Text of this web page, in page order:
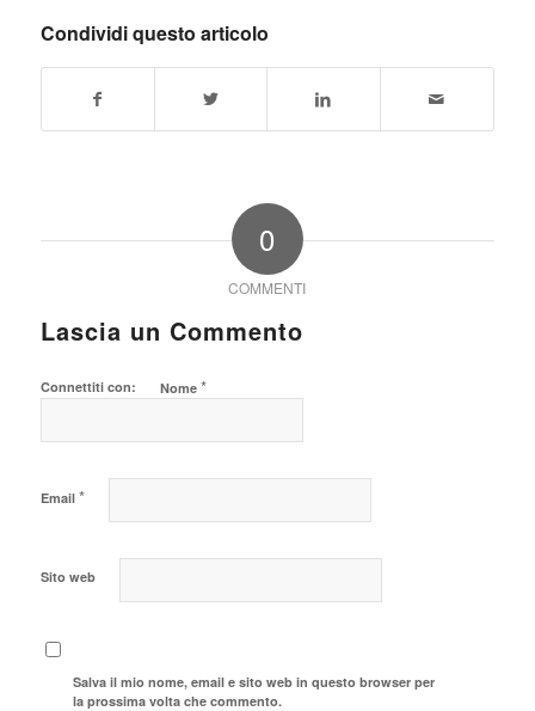
Condividi questo articolo
0
COMMENTI
Lascia un Commento
Connettiti con: Nome *
Email *
Sito web
Salva il mio nome, email e sito web in questo browser per
la prossima volta che commento.